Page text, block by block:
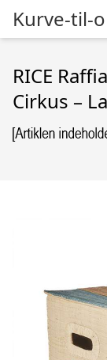
Kurve-til-
RICE
Cirkus –